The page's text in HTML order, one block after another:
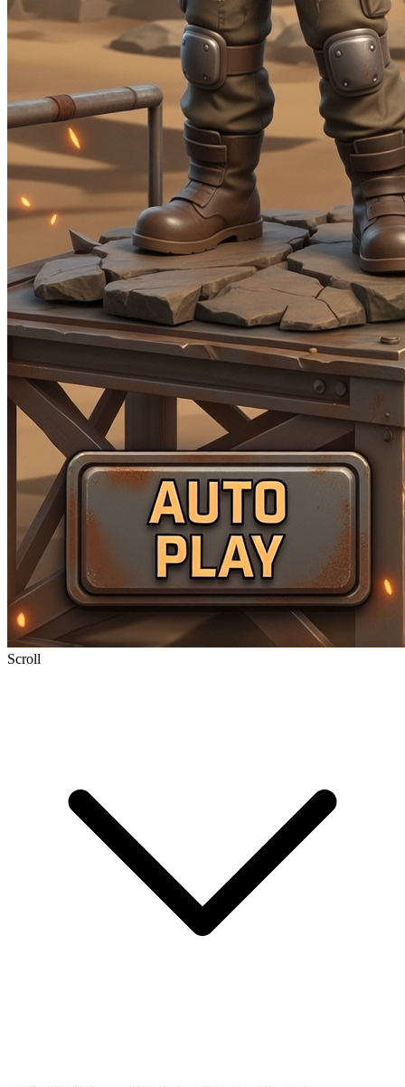
Scroll